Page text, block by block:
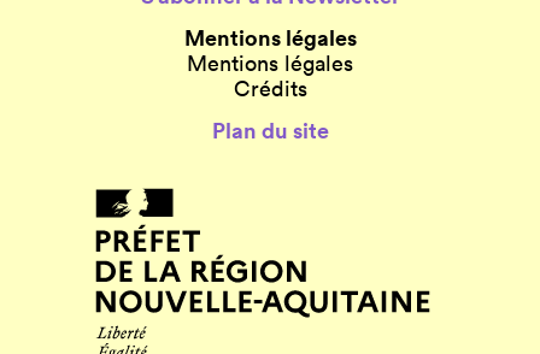
Mentions légales
Mentions légales
Crédits
Plan du site